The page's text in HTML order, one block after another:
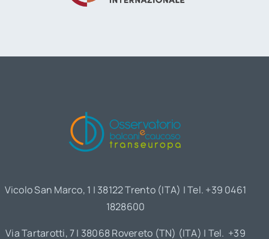
Vicolo San Marco, 1 | 38122 Trento (ITA) | Tel. +39 0461
1828600
Via Tartarotti, 7 | 38068 Rovereto (TN) (ITA) | Tel. +39